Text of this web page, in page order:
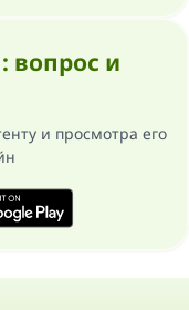
вопрос и
и просмотра его